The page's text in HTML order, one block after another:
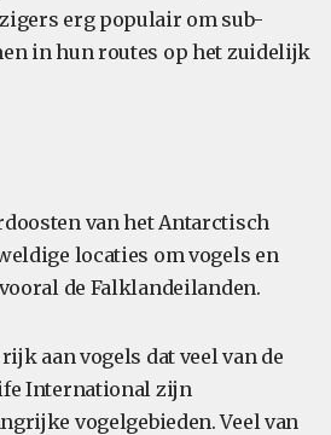
erg populair om sub-
in hun routes op het zuidelijk
van het Antarctisch
locaties om vogels en
de Falklandeilanden.
aan vogels dat veel van de
International zijn
vogelgebieden. Veel van